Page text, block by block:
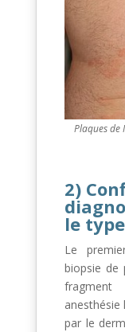
Plaques de
2)
le
Le
biopsie de
anesthésie
par le